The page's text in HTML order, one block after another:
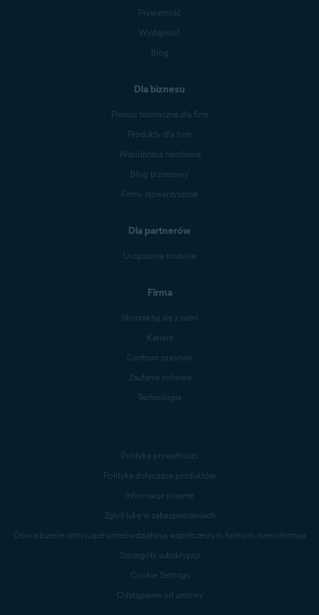
Prywatność
Wydajność
Blog
Dla biznesu
Pomoc techniczna dla firm
Produkty dla firm
Współpraca handlowa
Blog biznesowy
Firmy stowarzyszone
Dla partnerów
Urządzenia mobilne
Firma
Skontaktuj się z nami
Kariera
Centrum prasowe
Zaufanie cyfrowe
Technologia
Polityka prywatności
Polityka dotycząca produktów
Informacje prawne
Zgłoś lukę w zabezpieczeniach
Oświadczenie dotyczące przeciwdziałania współczesnym formom niewolnictwa
Szczegóły subskrypcji
Cookie Settings
Odstąpienie od umowy